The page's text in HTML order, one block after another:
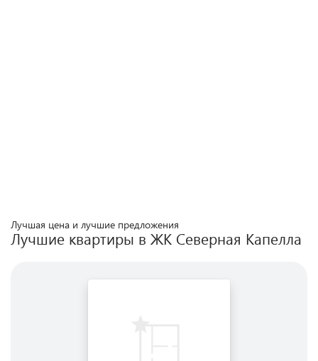
Лучшая цена и лучшие предложения
Лучшие квартиры в ЖК Северная Капелла